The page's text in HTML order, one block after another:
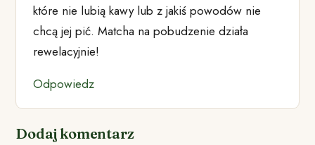
które nie lubią kawy lub z jakiś powodów nie
chcą jej pić. Matcha na pobudzenie działa
rewelacyjnie!
Odpowiedz
Dodaj komentarz